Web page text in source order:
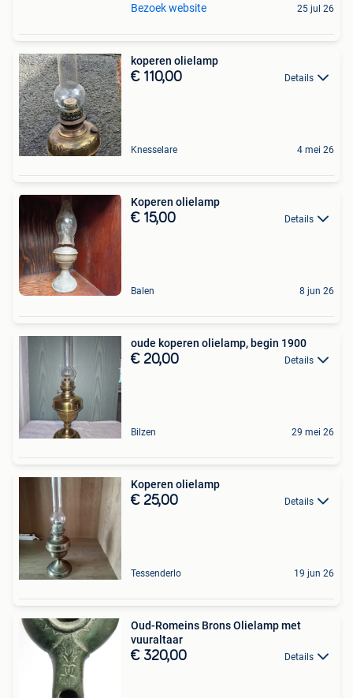
Bezoek website 25 jul 26
koperen olielamp
€ 110,00 Details
Knesselare 4 mei 26
Koperen olielamp
€ 15,00 Details
Balen 8 jun 26
oude koperen olielamp, begin 1900
€ 20,00 Details
Bilzen 29 mei 26
Koperen olielamp
€ 25,00 Details
Tessenderlo 19 jun 26
Oud-Romeins Brons Olielamp met
vuuraltaar
€ 320,00 Details